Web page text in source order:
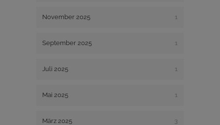
November 2025 1
September 2025 1
Juli 2025 1
Mai 2025 1
März 2025 3